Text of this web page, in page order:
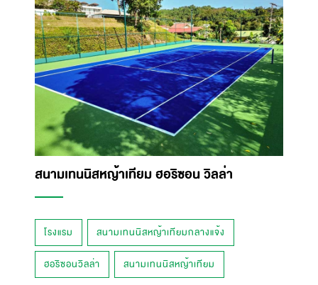
สนามเทนนิสหญ้าเทียม ฮอริซอน วิลล่า
โรงแรม สนามเทนนิสหญ้าเทียมกลางแจ้ง
ฮอริซอนวิลล่า สนามเทนนิสหญ้าเทียม